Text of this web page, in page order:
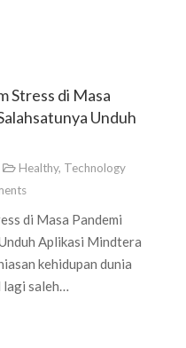
Stress di Masa
Unduh
Healthy, Technology
di Masa Pandemi
Aplikasi Mindtera
kehidupan dunia
lagi saleh…